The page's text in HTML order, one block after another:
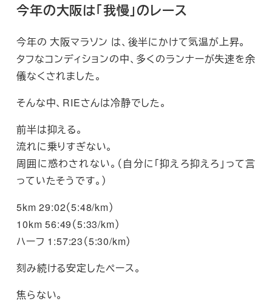
今年の大阪は「我慢」のレース
今年の 大阪マラソン は、後半にかけて気温が上昇。
タフなコンディションの中、多くのランナーが失速を余
儀なくされました。
そんな中、RIEさんは冷静でした。
前半は抑える。
流れに乗りすぎない。
周囲に惑わされない。（自分に「抑えろ抑えろ」って言
っていたそうです。）
5km 29:02（5:48/km）
10km 56:49（5:33/km）
ハーフ 1:57:23（5:30/km）
刻み続ける安定したペース。
焦らない。